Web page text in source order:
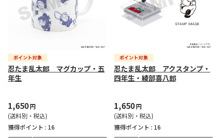
忍たま乱太郎 マグカップ・五
年生
1,650円
(送料別・税込)
獲得ポイント : 16
忍たま乱太郎 アクスタンプ・
四年生・綾部喜八郎
1,650円
(送料別・税込)
獲得ポイント : 16